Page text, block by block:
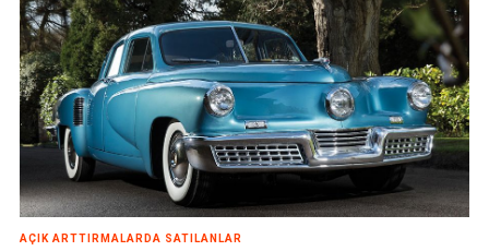
AÇIK ARTTIRMALARDA SATILANLAR